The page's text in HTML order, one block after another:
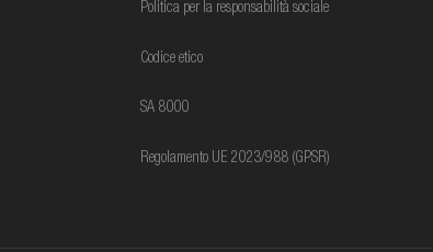
Politica per la responsabilità sociale
Codice etico
SA 8000
Regolamento UE 2023/988 (GPSR)